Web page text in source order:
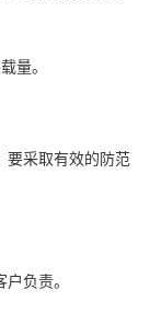
量。
要采取有效的防范
负责。